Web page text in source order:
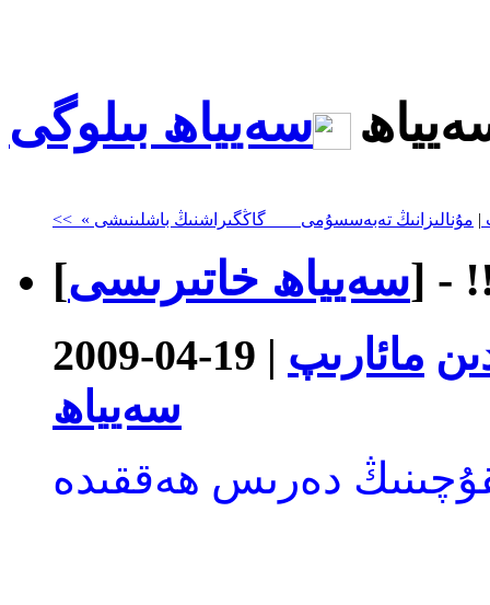
|
- [سەيياھ خاتىرىسى]
مائارىپ
سەيياھ
دەرىس ھەققىدە